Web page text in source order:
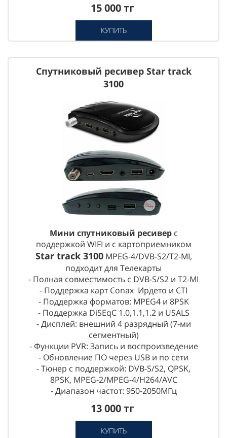
15 000 тг
КУПИТЬ
Спутниковый ресивер Star track
3100
Мини спутниковый ресиверс
поддержкой WIFI и с картоприемником
Star track 3100MPEG-4/DVB-S2/T2-MI,
подходит для Телекарты
- Полная совместимость с DVB-S/S2 и T2-MI
- Поддержка карт Conax Ирдето и CTI
- Поддержка форматов: MPEG4 и 8PSK
- Поддержка DiSEqC 1.0,1.1,1.2 и USALS
- Дисплей: внешний 4 разрядный (7-ми
сегментный)
- Функции PVR: Запись и воспроизведение
- Обновление ПО через USB и по сети
- Тюнер с поддержкой: DVB-S/S2, QPSK,
8PSK, MPEG-2/MPEG-4/H264/AVC
- Диапазон частот: 950-2050МГц
13 000 тг
КУПИТЬ